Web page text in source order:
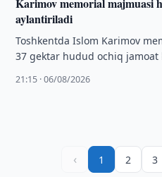
aylantiriladi
Toshkentda Islom Karimov
37 gektar hudud ochiq
21:15 · 06/08/2026
‹ 1 2 3